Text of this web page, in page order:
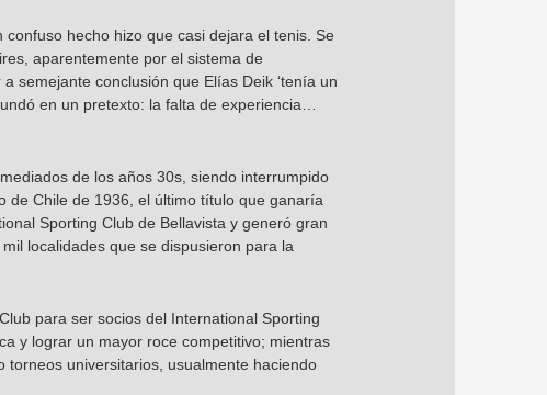
hecho hizo que casi dejara el tenis. Se
aparentemente por el sistema de
semejante conclusión que Elías Deik ‘tenía un
en un pretexto: la falta de experiencia…
de los años 30s, siendo interrumpido
de Chile de 1936, el último título que ganaría
Sporting Club de Bellavista y generó gran
localidades que se dispusieron para la
para ser socios del International Sporting
y lograr un mayor roce competitivo; mientras
torneos universitarios, usualmente haciendo